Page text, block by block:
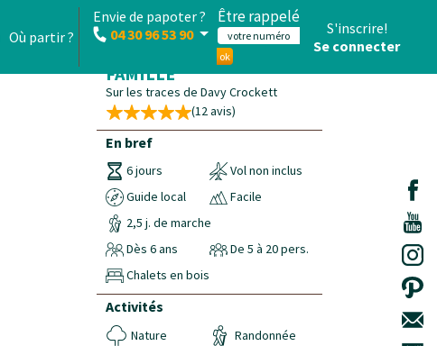
Où partir ?
Envie de papoter ?
04 30 96 53 90
Être rappelé
ok
S'inscrire!
Se connecter
CIRCUIT PROVENCE EN
FAMILLE
Sur les traces de Davy Crockett
(12 avis)
En bref
6 jours
Vol non inclus
Guide local
Facile
2,5 j. de marche
Dès 6 ans
De 5 à 20 pers.
Chalets en bois
Activités
Nature
Randonnée